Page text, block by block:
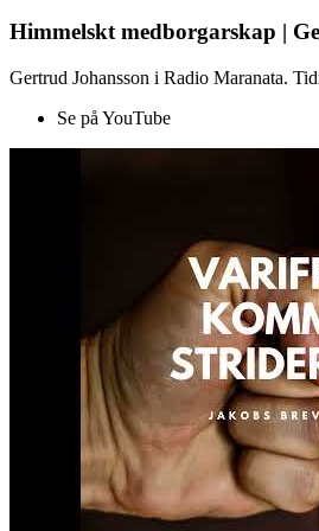
Himmelskt medborgarskap |
Gertrud Johansson i Radio Maranata.
Se på YouTube